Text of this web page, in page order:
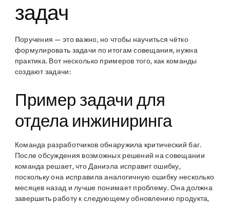
задач
Поручения — это важно, но чтобы научиться чётко
формулировать задачи по итогам совещания, нужна
практика. Вот несколько примеров того, как команды
создают задачи:
Пример задачи для
отдела инжиниринга
Команда разработчиков обнаружила критический баг.
После обсуждения возможных решений на совещании
команда решает, что Даниэла исправит ошибку,
поскольку она исправила аналогичную ошибку несколько
месяцев назад и лучше понимает проблему. Она должна
завершить работу к следующему обновлению продукта,